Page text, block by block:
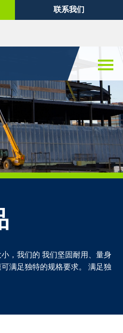
联系我们
，我们的 我们坚固耐用、量身
满足独特的规格要求。 满足独